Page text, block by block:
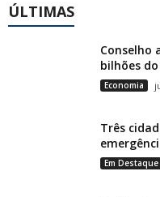
ÚLTIMAS
Conselho
bilhões do
Economia
Três
Em Destaque